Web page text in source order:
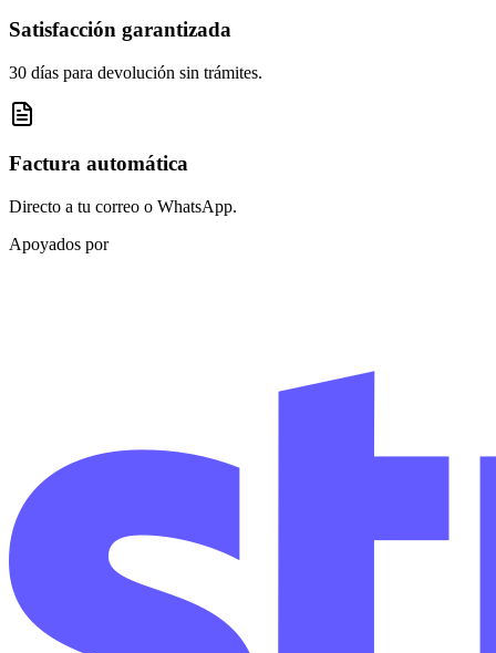
Satisfacción garantizada
30 días para devolución sin trámites.
Factura automática
Directo a tu correo o WhatsApp.
Apoyados por